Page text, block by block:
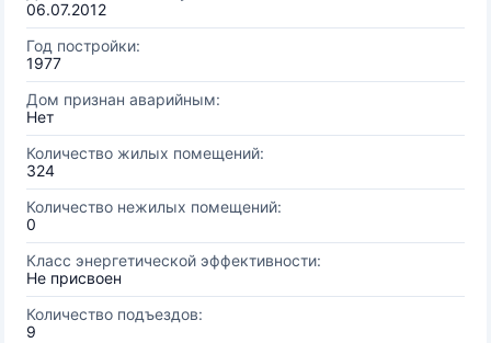
06.07.2012
Год постройки:
1977
Дом признан аварийным:
Нет
Количество жилых помещений:
324
Количество нежилых помещений:
0
Класс энергетической эффективности:
Не присвоен
Количество подъездов:
9